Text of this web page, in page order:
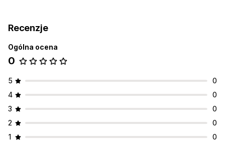
Dostosowanie
Logika warunkowa
Zaplanowane zadania
Recenzje
Ogólna ocena
0
5
0
4
0
3
0
2
0
1
0